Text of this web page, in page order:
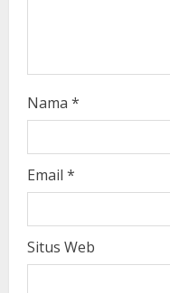
g
Nama *
Email *
Situs Web